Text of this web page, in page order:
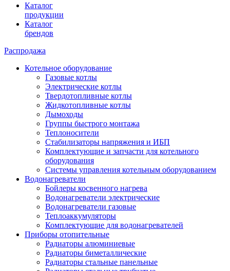
Каталог
продукции
Каталог
брендов
Распродажа
Котельное оборудование
Газовые котлы
Электрические котлы
Твердотопливные котлы
Жидкотопливные котлы
Дымоходы
Группы быстрого монтажа
Теплоносители
Стабилизаторы напряжения и ИБП
Комплектующие и запчасти для котельного
оборудования
Системы управления котельным оборудованием
Водонагреватели
Бойлеры косвенного нагрева
Водонагреватели электрические
Водонагреватели газовые
Теплоаккумуляторы
Комплектующие для водонагревателей
Приборы отопительные
Радиаторы алюминиевые
Радиаторы биметаллические
Радиаторы стальные панельные